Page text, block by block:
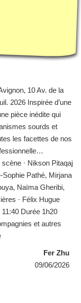
10 Av. de la
2026 Inspirée d’une
pièce inédite qui
sourds et
les facettes de nos
· Nikson Pitaqaj
Sophie Pathé, Mirjana
Naïma Gheribi,
· Félix Hugue
Durée 1h20
et autres
Fer Zhu
09/06/2026